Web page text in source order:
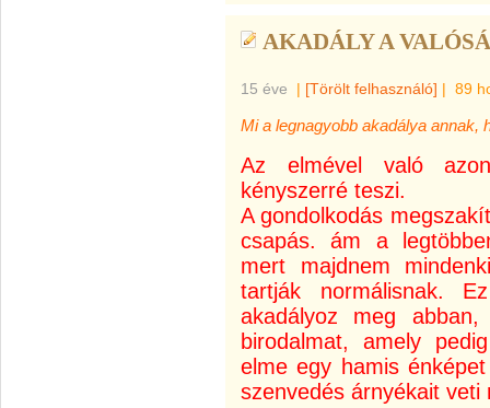
AKADÁLY A
15 éve | [Törölt felhasználó] | 89
Mi a legnagyobb akadálya annak,
Az elmével való
kényszerré teszi.
A gondolkodás
csapás. ám a
mert majdnem
tartják normálisnak.
akadályoz meg
birodalmat, amely
elme egy hamis
szenvedés árnyékait veti